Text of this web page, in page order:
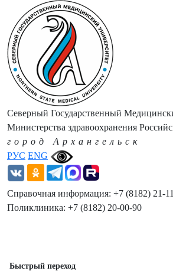
РУС ENG
Северный Государственный
Министерства здравоохранения
город Архангельск
Справочная информация: +7 (8182) 21-
Поликлиника: +7 (8182) 20-00-90
Быстрый переход